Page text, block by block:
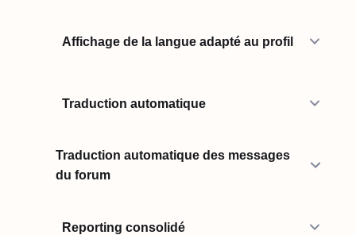
Affichage de la langue adapté au profil
Traduction automatique
Traduction automatique des messages
du forum
Reporting consolidé